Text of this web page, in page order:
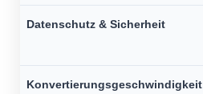
Datenschutz & Sicherheit
Konvertierungsgeschwindigkeit